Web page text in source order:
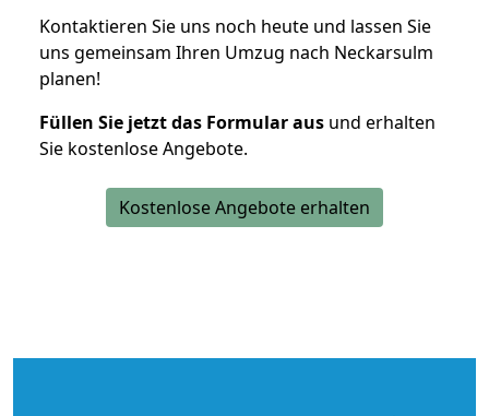
Kontaktieren Sie uns noch heute und lassen Sie
uns gemeinsam Ihren Umzug nach Neckarsulm
planen!
Füllen Sie jetzt das Formular aus und erhalten
Sie kostenlose Angebote.
Kostenlose Angebote erhalten